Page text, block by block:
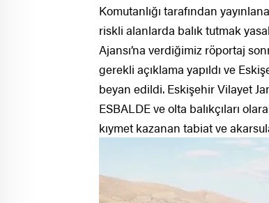
Komutanlığı tarafından
riskli alanlarda balık tutmak
Ajansı’na verdiğimiz röportaj
gerekli açıklama yapıldı ve
beyan edildi. Eskişehir Vilayet
ESBALDE ve olta balıkçıları
kıymet kazanan tabiat ve